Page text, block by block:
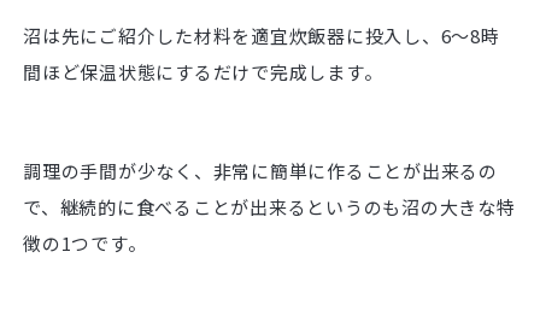
沼は先にご紹介した材料を適宜炊飯器に投入し、6～8時
間ほど保温状態にするだけで完成します。
調理の手間が少なく、非常に簡単に作ることが出来るの
で、継続的に食べることが出来るというのも沼の大きな特
徴の1つです。